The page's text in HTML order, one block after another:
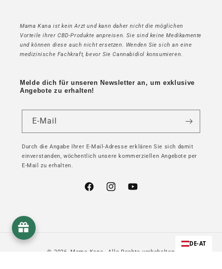
Mama Kana ist kein Arzt und kann daher nicht die möglichen
Vorteile ihrer CBD-Produkte anpreisen. Sie sind keine Medikamente
und können diese auch nicht ersetzen. Wenden Sie sich an eine
medizinische Fachkraft, bevor Sie Cannabidiol konsumieren.
Melde dich für unseren Newsletter an, um exklusive
Angebote zu erhalten!
E-Mail
Durch die Angabe Ihrer E-Mail-Adresse erklären Sie sich damit
einverstanden, wöchentlich unsere kommerziellen Angebote per
E-Mail zu erhalten.
FacebookInstagramYouTube
© 2026,Mama Kana - Alle Rechte vorbehalten
DE-AT